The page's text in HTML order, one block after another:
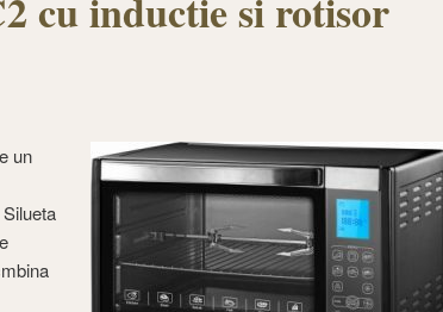
cu inductie si rotisor
un